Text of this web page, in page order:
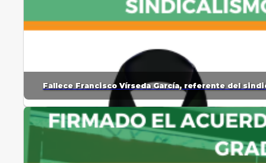
Fallece Francisco Vírseda García, referente del